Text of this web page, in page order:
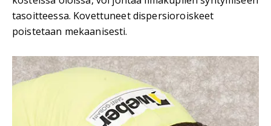
tasoitteessa. Kovettuneet dispersioroiskeet
poistetaan mekaanisesti.